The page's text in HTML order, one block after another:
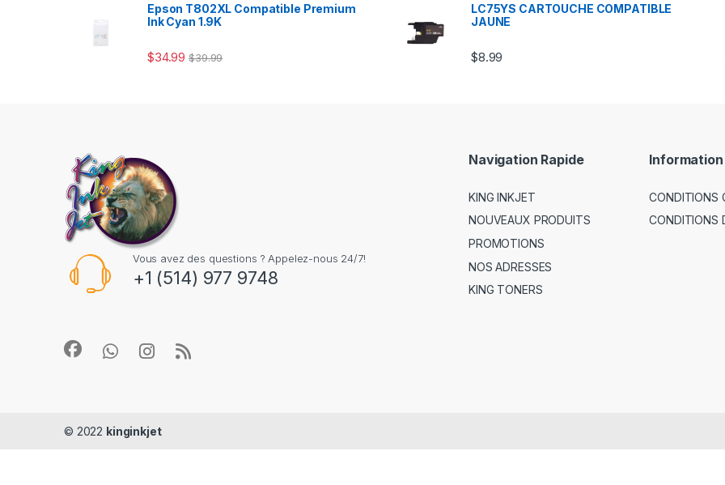
Epson T802XL Compatible Premium
Ink Cyan 1.9K
$34.99 $39.99
LC75YS CARTOUCHE COMPATIBLE
JAUNE
$8.99
Vous avez des questions ? Appelez-nous 24/7!
+1 (514) 977 9748
Navigation Rapide
KING INKJET
NOUVEAUX PRODUITS
PROMOTIONS
NOS ADRESSES
KING TONERS
Information
CONDITIONS
CONDITIONS
© 2022 kinginkjet